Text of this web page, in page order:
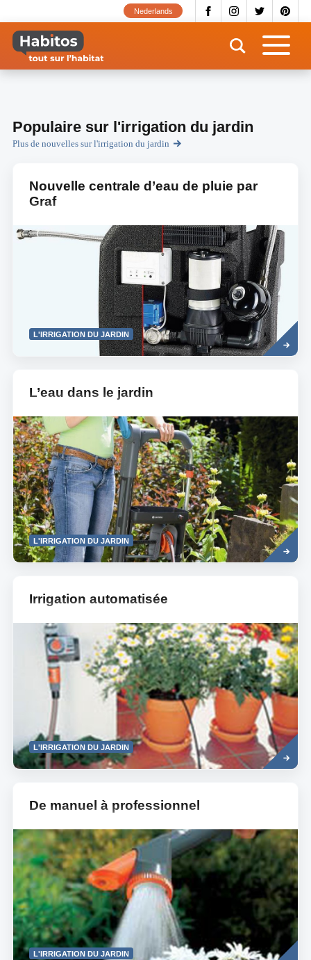
contenu
principal
Nederlands
Populaire sur l'irrigation du jardin
Plus de nouvelles sur l'irrigation du jardin
Nouvelle centrale d’eau de pluie par
Graf
L'IRRIGATION DU JARDIN
Read
more
L’eau dans le jardin
L'IRRIGATION DU JARDIN
Read
more
Irrigation automatisée
L'IRRIGATION DU JARDIN
Read
more
De manuel à professionnel
L'IRRIGATION DU JARDIN
Read